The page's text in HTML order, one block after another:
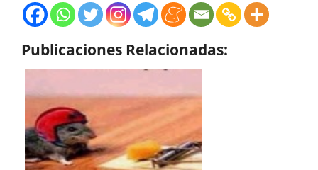
Publicaciones Relacionadas: